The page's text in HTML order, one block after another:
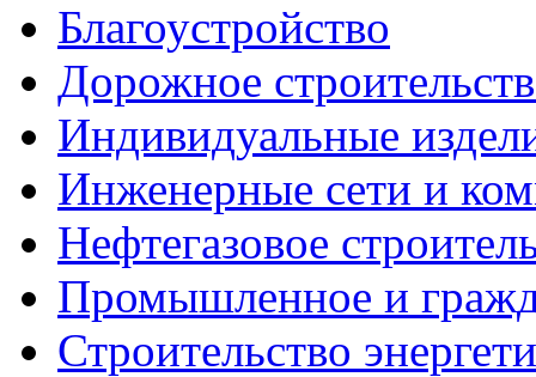
Благоустройство
Дорожное
Индивидуальные
Инженерные сети и
Нефтегазовое
Промышленное и
Строительство